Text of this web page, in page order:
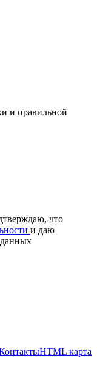
и правильной
что
и даю
HTML карта